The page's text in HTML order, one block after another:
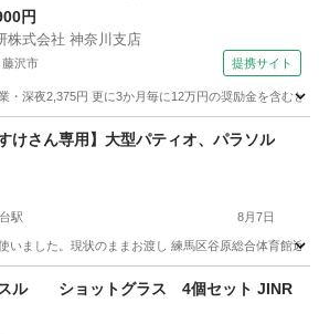
円
株式会社 神奈川支店
沢市 提携サイト
・深夜2,375円 更に3か月毎に12万円の奨励金を含む
すけさん専用】大型パティオ、パラソル
駅 8月7日
いました。現状のままお渡し 練馬区谷原総合体育館
家庭用品 パラソル
ル ショットグラス 4個セット JINR